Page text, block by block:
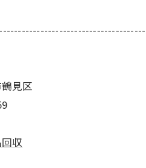
見区
収